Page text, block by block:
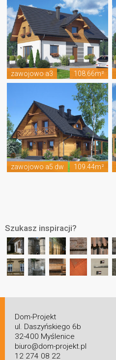
zawojowo a3 108.66m²
zawojowo a5 dw 109.44m²
Szukasz inspiracji?
Dom-Projekt
ul. Daszyńskiego 6b
32-400 Myślenice
biuro@dom-projekt.pl
12 274 08 22